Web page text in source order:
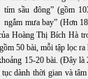
tím sầu đông” (gồm
ngắm mưa bay” (Hơn
Hoàng Thị Bích Hà
50 bài, mỗi tập lọc
15-20 bài. (Đây
dành thời gian và